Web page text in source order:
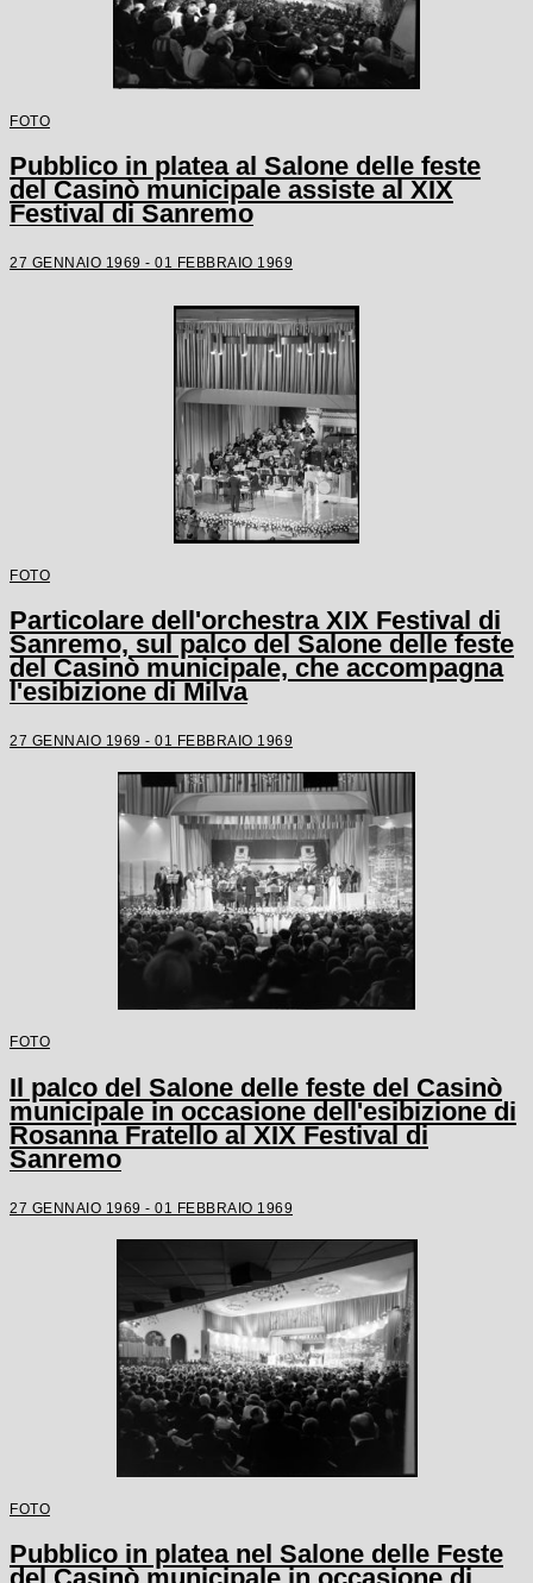
FOTO
Pubblico in platea al Salone delle feste
del Casinò municipale assiste al XIX
Festival di Sanremo
27 GENNAIO 1969 - 01 FEBBRAIO 1969
FOTO
Particolare dell'orchestra XIX Festival di
Sanremo, sul palco del Salone delle feste
del Casinò municipale, che accompagna
l'esibizione di Milva
27 GENNAIO 1969 - 01 FEBBRAIO 1969
FOTO
Il palco del Salone delle feste del Casinò
municipale in occasione dell'esibizione di
Rosanna Fratello al XIX Festival di
Sanremo
27 GENNAIO 1969 - 01 FEBBRAIO 1969
FOTO
Pubblico in platea nel Salone delle Feste